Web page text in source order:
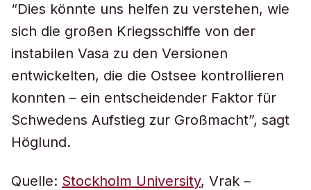
“Dies könnte uns helfen zu verstehen, wie
sich die großen Kriegsschiffe von der
instabilen Vasa zu den Versionen
entwickelten, die die Ostsee kontrollieren
konnten – ein entscheidender Faktor für
Schwedens Aufstieg zur Großmacht”, sagt
Höglund.
Quelle: Stockholm University, Vrak –